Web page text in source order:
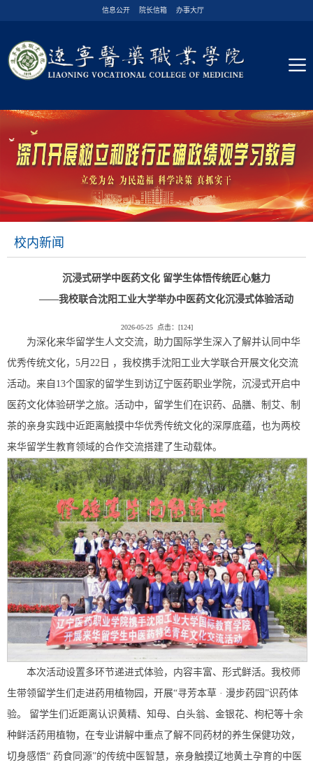
信息公开 院长信箱 办事大厅
校内新闻
沉浸式研学中医药文化 留学生体悟传统匠心魅力
——我校联合沈阳工业大学举办中医药文化沉浸式体验活动
2026-05-25 点击：[124]
为深化来华留学生人文交流，助力国际学生深入了解并认同中华
优秀传统文化，5月22日 ，我校携手沈阳工业大学联合开展文化交流
活动。来自13个国家的留学生到访辽宁医药职业学院，沉浸式开启中
医药文化体验研学之旅。活动中，留学生们在识药、品膳、制艾、制
茶的亲身实践中近距离触摸中华优秀传统文化的深厚底蕴，也为两校
来华留学生教育领域的合作交流搭建了生动载体。
本次活动设置多环节递进式体验，内容丰富、形式鲜活。我校师
生带领留学生们走进药用植物园，开展“寻芳本草 · 漫步药园”识药体
验。 留学生们近距离认识黄精、知母、白头翁、金银花、枸杞等十余
种鲜活药用植物，在专业讲解中重点了解不同药材的养生保健功效，
切身感悟“ 药食同源”的传统中医智慧，亲身触摸辽地黄土孕育的中医